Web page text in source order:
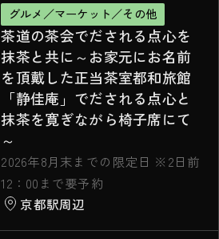
グルメ／マーケット／その他
茶道の茶会でだされる点心を
抹茶と共に～お家元にお名前
を頂戴した正当茶室都和旅館
「静佳庵」でだされる点心と
抹茶を寛ぎながら椅子席にて
～
2026年8月末までの限定日 ※2日前
12：00まで要予約
京都駅周辺